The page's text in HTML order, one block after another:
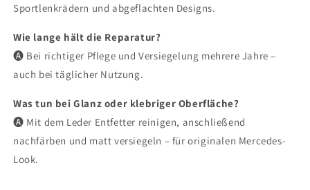
Sportlenkrädern und abgeflachten Designs.
Wie lange hält die Reparatur?
🅐 Bei richtiger Pflege und Versiegelung mehrere Jahre –
auch bei täglicher Nutzung.
Was tun bei Glanz oder klebriger Oberfläche?
🅐 Mit dem Leder Entfetter reinigen, anschließend
nachfärben und matt versiegeln – für originalen Mercedes-
Look.